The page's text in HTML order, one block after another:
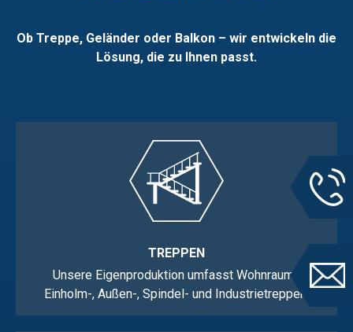
Ob Treppe, Geländer oder Balkon – wir entwickeln die
Lösung, die zu Ihnen passt.
TREPPEN
Unsere Eigenproduktion umfasst Wohnraum-,
Einholm-, Außen-, Spindel- und Industrietreppen.